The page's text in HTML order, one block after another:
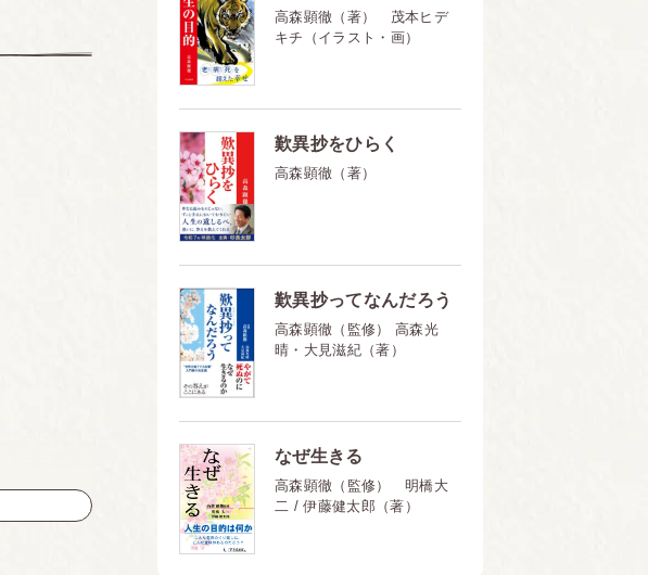
高森顕徹（著） 茂本ヒデ
キチ（イラスト・画）
歎異抄をひらく
高森顕徹（著）
歎異抄ってなんだろう
高森顕徹（監修） 高森光
晴・大見滋紀（著）
なぜ生きる
高森顕徹（監修） 明橋大
二 / 伊藤健太郎（著）